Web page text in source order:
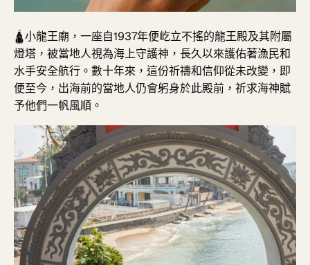
🛕小龍王廟， 一座自1937年便屹立不搖的龍王殿及其附屬
燈塔，被當地人視為海上守護神，長久以來護佑著漁民和
水手安全航行。數十年來，這份祈禱和信仰從未改變，即
便至今，出海前的當地人仍會躬身於此殿前，祈求海神賦
予他們一帆風順。